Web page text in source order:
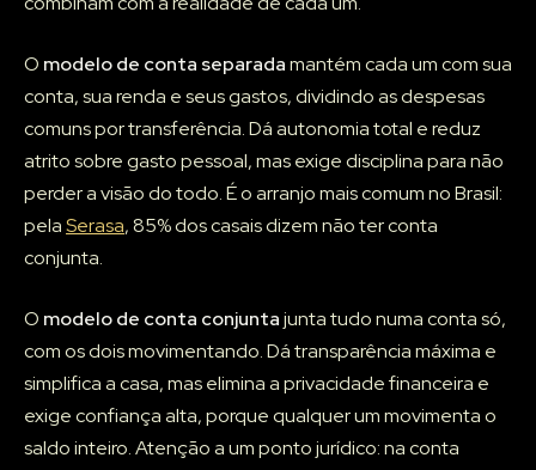
O modelo de conta separadamantém cada um com sua
conta, sua renda e seus gastos, dividindo as despesas
comuns por transferência. Dá autonomia total e reduz
atrito sobre gasto pessoal, mas exige disciplina para não
perder a visão do todo. É o arranjo mais comum no Brasil:
pelaSerasa, 85% dos casais dizem não ter conta
conjunta.
O modelo de conta conjuntajunta tudo numa conta só,
com os dois movimentando. Dá transparência máxima e
simplifica a casa, mas elimina a privacidade financeira e
exige confiança alta, porque qualquer um movimenta o
saldo inteiro. Atenção a um ponto jurídico: na conta